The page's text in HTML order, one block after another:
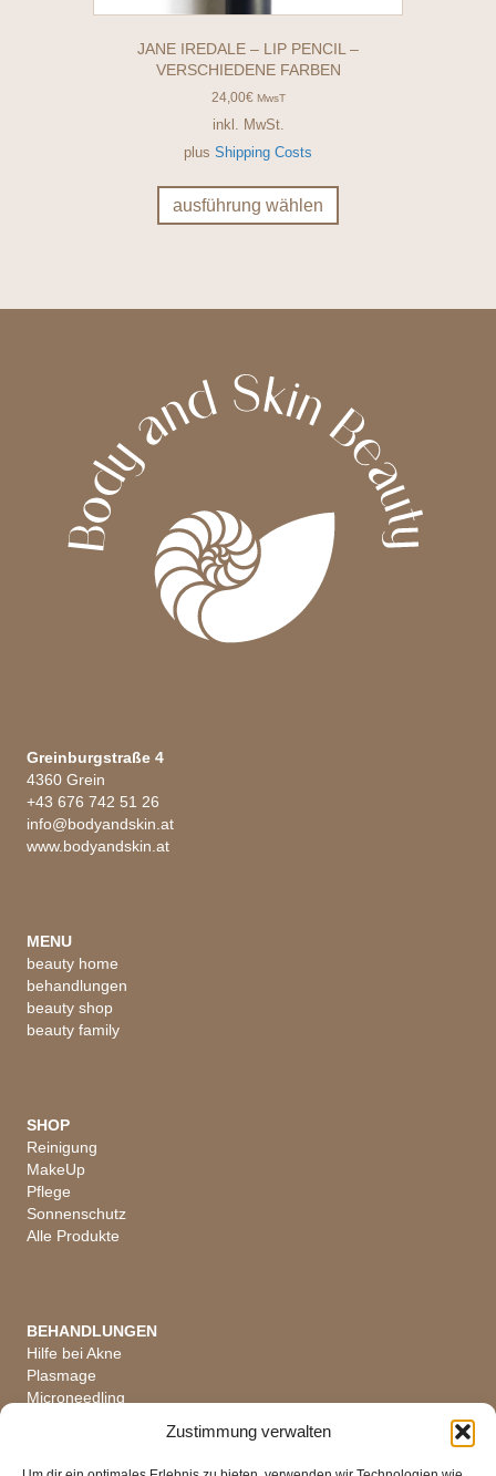
Zustimmung verwalten
JANE IREDALE – LIP PENCIL –
VERSCHIEDENE FARBEN
24,00€ MwsT
inkl. MwSt.
plus Shipping Costs
ausführung wählen
weist
Die
Produktseite
gewählt
werden
Greinburgstraße 4
4360 Grein
+43 676 742 51 26
info@bodyandskin.at
www.bodyandskin.at
MENU
beauty home
behandlungen
beauty shop
beauty family
SHOP
Reinigung
MakeUp
Pflege
Sonnenschutz
Alle Produkte
BEHANDLUNGEN
Hilfe bei Akne
Plasmage
Microneedling